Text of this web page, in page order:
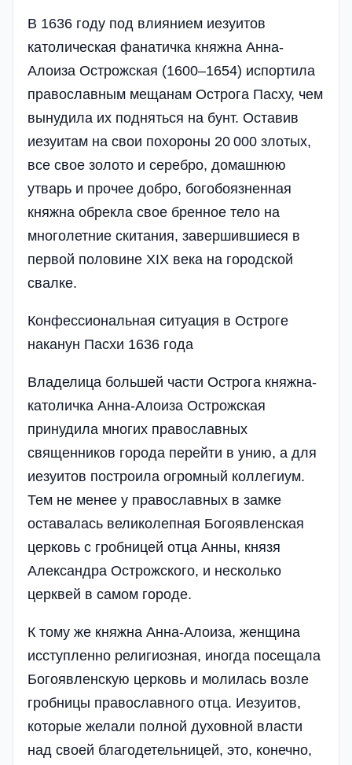
В 1636 году под влиянием иезуитов
католическая фанатичка княжна Анна-
Алоиза Острожская (1600–1654) испортила
православным мещанам Острога Пасху, чем
вынудила их подняться на бунт. Оставив
иезуитам на свои похороны 20 000 злотых,
все свое золото и серебро, домашнюю
утварь и прочее добро, богобоязненная
княжна обрекла свое бренное тело на
многолетние скитания, завершившиеся в
первой половине XIX века на городской
свалке.
Конфессиональная ситуация в Остроге
наканун Пасхи 1636 года
Владелица большей части Острога княжна-
католичка Анна-Алоиза Острожская
принудила многих православных
священников города перейти в унию, а для
иезуитов построила огромный коллегиум.
Тем не менее у православных в замке
оставалась великолепная Богоявленская
церковь с гробницей отца Анны, князя
Александра Острожского, и несколько
церквей в самом городе.
К тому же княжна Анна-Алоиза, женщина
исступленно религиозная, иногда посещала
Богоявленскую церковь и молилась возле
гробницы православного отца. Иезуитов,
которые желали полной духовной власти
над своей благодетельницей, это, конечно,